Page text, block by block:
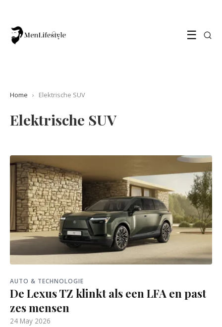
☰
Home › Elektrische SUV
Elektrische SUV
AUTO & TECHNOLOGIE
De Lexus TZ klinkt als een LFA en past
zes mensen
24 May 2026